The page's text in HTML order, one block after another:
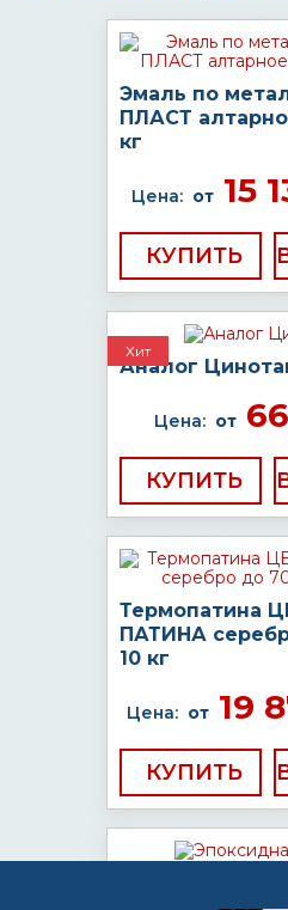
Эмаль по
ПЛАСТ
кг
Цена: от 15
КУПИТЬ
Хит
Аналог
Цена: от
КУПИТЬ
Термопатина
ПАТИНА
10 кг
Цена: от 19
КУПИТЬ